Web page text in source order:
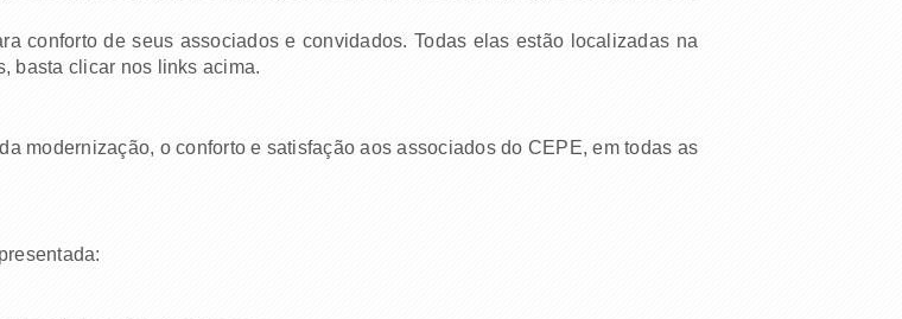
conforto de seus associados e convidados. Todas elas estão localizadas na
basta clicar nos links acima.
modernização, o conforto e satisfação aos associados do CEPE, em todas as